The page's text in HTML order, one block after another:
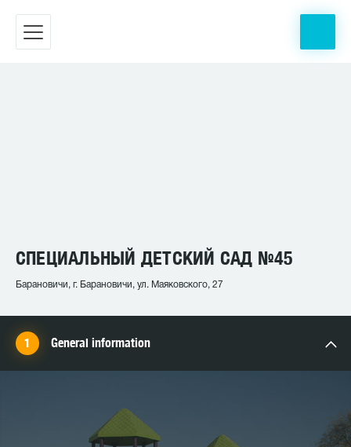
СПЕЦИАЛЬНЫЙ ДЕТСКИЙ САД №45
Барановичи, г. Барановичи, ул. Маяковского, 27
General information